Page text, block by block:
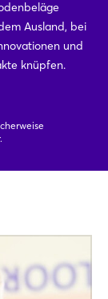
Ausland, bei
und
knüpfen.